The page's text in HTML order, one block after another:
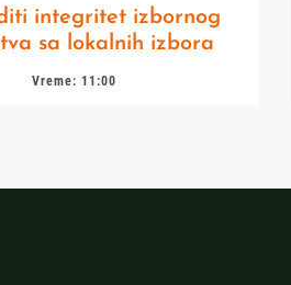
integritet izbornog
sa lokalnih izbora
Vreme: 11:00